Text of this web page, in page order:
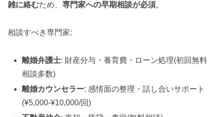
雑に絡むため、 専門家への早期相談が必須。
相談すべき専門家:
離婚弁護士: 財産分与・養育費・ローン処理(初回無料
相談多数)
離婚カウンセラー: 感情面の整理・話し合いサポート
(¥5,000-¥10,000/回)